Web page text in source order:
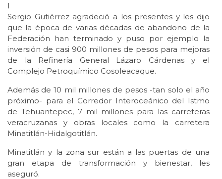
I
Sergio Gutiérrez agradeció a los presentes y les dijo
que la época de varias décadas de abandono de la
Federación han terminado y puso por ejemplo la
inversión de casi 900 millones de pesos para mejoras
de la Refinería General Lázaro Cárdenas y el
Complejo Petroquímico Cosoleacaque.
Además de 10 mil millones de pesos -tan solo el año
próximo- para el Corredor Interoceánico del Istmo
de Tehuantepec, 7 mil millones para las carreteras
veracruzanas y obras locales como la carretera
Minatitlán-Hidalgotitlán.
Minatitlán y la zona sur están a las puertas de una
gran etapa de transformación y bienestar, les
aseguró.